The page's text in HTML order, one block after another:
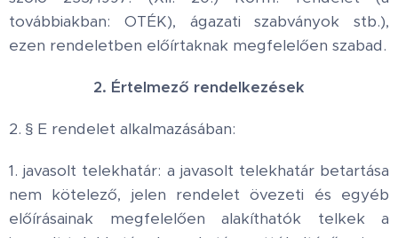
továbbiakban: OTÉK), ágazati szabványok stb.),
ezen rendeletben előírtaknak megfelelően szabad.
2. Értelmező rendelkezések
2. § E rendelet alkalmazásában:
1. javasolt telekhatár: a javasolt telekhatár betartása
nem kötelező, jelen rendelet övezeti és egyéb
előírásainak megfelelően alakíthatók telkek a